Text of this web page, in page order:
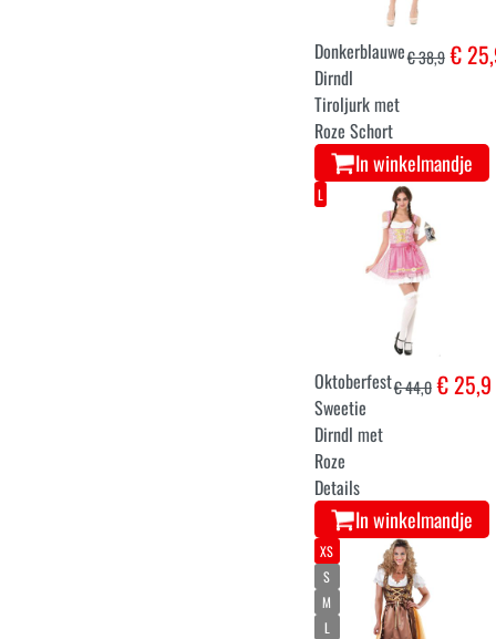
Donkerblauwe
Dirndl
Tiroljurk met
Roze Schort
€ 38,9€
In winkelmandje
L
Oktoberfest
Sweetie
Dirndl met
Roze
Details
€ 44,0€ 25,9
In winkelmandje
XS
S
M
L